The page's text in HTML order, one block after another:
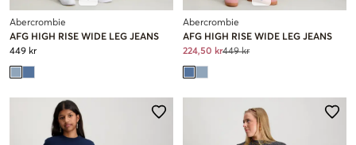
Abercrombie
AFG HIGH RISE WIDE LEG JEANS
449 kr
Abercrombie
AFG HIGH RISE WIDE LEG JEANS
224,50 kr449 kr